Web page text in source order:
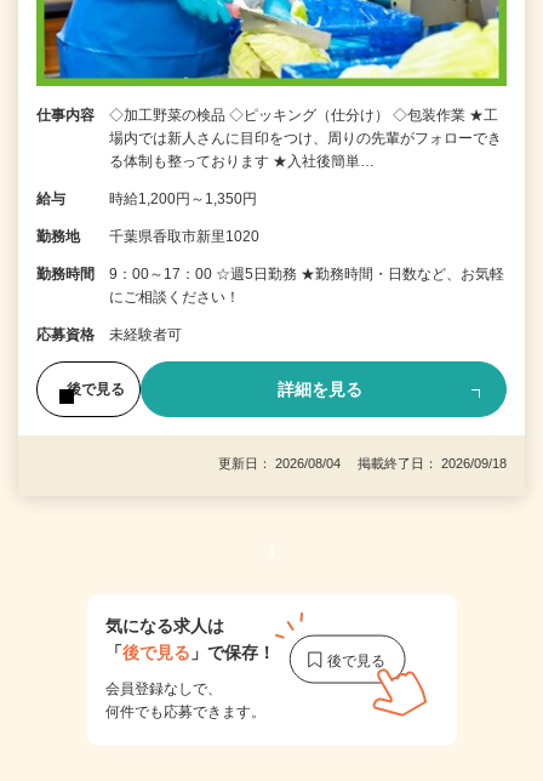
仕事内容
◇加工野菜の検品 ◇ピッキング（仕分け） ◇包装作業 ★工
場内では新人さんに目印をつけ、周りの先輩がフォローでき
る体制も整っております ★入社後簡単…
給与 時給1,200円～1,350円
勤務地 千葉県香取市新里1020
勤務時間
9：00～17：00 ☆週5日勤務 ★勤務時間・日数など、お気軽
にご相談ください！
応募資格 未経験者可
後で見る 詳細を見る
更新日： 2026/08/04 掲載終了日： 2026/09/18
1
気になる求人は
「後で見る 」で保存！
会員登録なしで、
何件でも応募できます。